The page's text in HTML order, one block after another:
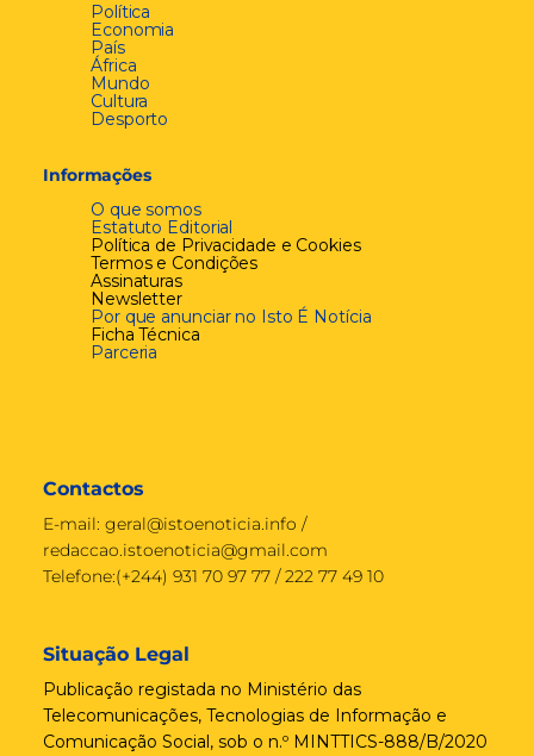
Política
Economia
País
África
Mundo
Cultura
Desporto
Informações
O que somos
Estatuto Editorial
Política de Privacidade e Cookies
Termos e Condições
Assinaturas
Newsletter
Por que anunciar no Isto É Notícia
Ficha Técnica
Parceria
Contactos
E-mail: geral@istoenoticia.info /
redaccao.istoenoticia@gmail.com
Telefone:(+244) 931 70 97 77 / 222 77 49 10
Situação Legal
Publicação registada no Ministério das
Telecomunicações, Tecnologias de Informação e
Comunicação Social, sob o n.º MINTTICS-888/B/2020